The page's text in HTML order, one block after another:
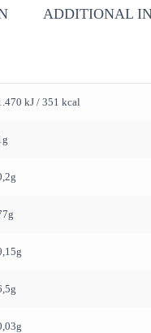
Risotto
ADDITIONAL
kJ / 351 kcal